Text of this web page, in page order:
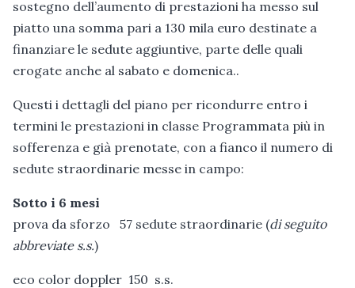
sostegno dell’aumento di prestazioni ha messo sul
piatto una somma pari a 130 mila euro destinate a
finanziare le sedute aggiuntive, parte delle quali
erogate anche al sabato e domenica..
Questi i dettagli del piano per ricondurre entro i
termini le prestazioni in classe Programmata più in
sofferenza e già prenotate, con a fianco il numero di
sedute straordinarie messe in campo:
Sotto i 6 mesi
prova da sforzo 57 sedute straordinarie (di seguito
abbreviate s.s.)
eco color doppler 150 s.s.